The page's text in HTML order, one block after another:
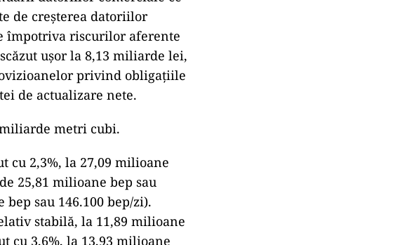
de creşterea datoriilor
împotriva riscurilor aferente
uşor la 8,13 miliarde lei,
privind obligaţiile
de actualizare nete.
miliarde metri cubi.
cu 2,3%, la 27,09 milioane
25,81 milioane bep sau
sau 146.100 bep/zi).
stabilă, la 11,89 milioane
cu 3,6%, la 13,93 milioane